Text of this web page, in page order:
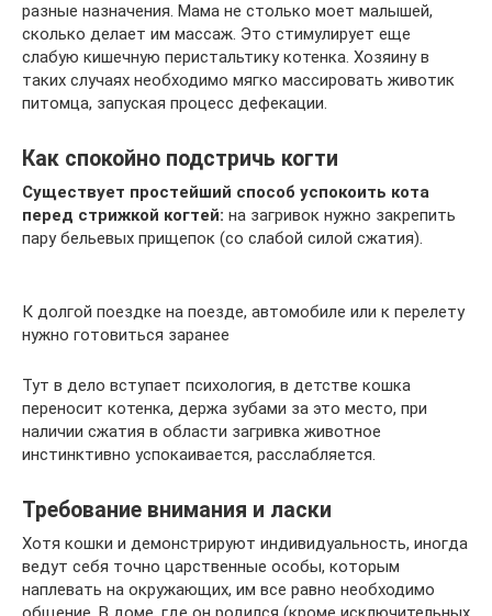
разные назначения. Мама не столько моет малышей,
сколько делает им массаж. Это стимулирует еще
слабую кишечную перистальтику котенка. Хозяину в
таких случаях необходимо мягко массировать животик
питомца, запуская процесс дефекации.
Как спокойно подстричь когти
Существует простейший способ успокоить кота
перед стрижкой когтей: на загривок нужно закрепить
пару бельевых прищепок (со слабой силой сжатия).
К долгой поездке на поезде, автомобиле или к перелету
нужно готовиться заранее
Тут в дело вступает психология, в детстве кошка
переносит котенка, держа зубами за это место, при
наличии сжатия в области загривка животное
инстинктивно успокаивается, расслабляется.
Требование внимания и ласки
Хотя кошки и демонстрируют индивидуальность, иногда
ведут себя точно царственные особы, которым
наплевать на окружающих, им все равно необходимо